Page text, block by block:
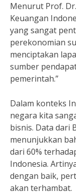
Menurut Prof.
Keuangan
yang sangat
perekonomian
menciptakan
sumber
pemerintah.”
Dalam konteks
negara kita
bisnis. Data dari
menunjukkan
dari 60%
Indonesia.
dengan baik,
akan terhambat.